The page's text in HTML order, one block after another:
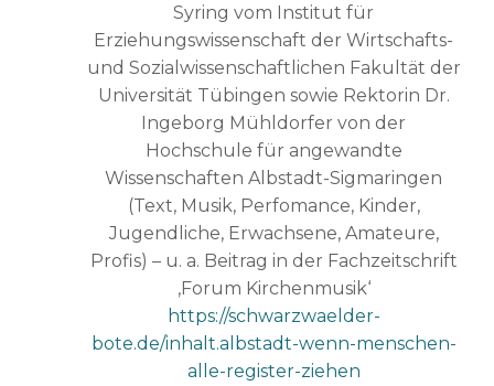
Syring vom Institut für
Erziehungswissenschaft der Wirtschafts-
und Sozialwissenschaftlichen Fakultät der
Universität Tübingen sowie Rektorin Dr.
Ingeborg Mühldorfer von der
Hochschule für angewandte
Wissenschaften Albstadt-Sigmaringen
(Text, Musik, Perfomance, Kinder,
Jugendliche, Erwachsene, Amateure,
Profis) – u. a. Beitrag in der Fachzeitschrift
‚Forum Kirchenmusik‘
https://schwarzwaelder-
bote.de/inhalt.albstadt-wenn-menschen-
alle-register-ziehen